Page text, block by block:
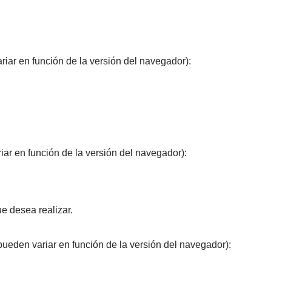
en función de la versión del navegador):
en función de la versión del navegador):
desea realizar.
variar en función de la versión del navegador):